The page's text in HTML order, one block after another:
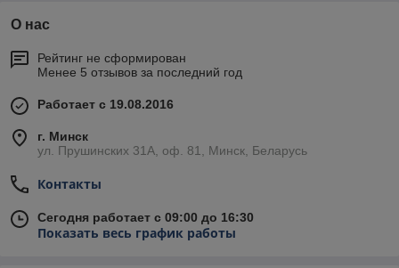
О нас
Рейтинг не сформирован
Менее 5 отзывов за последний год
Работает с 19.08.2016
г. Минск
ул. Прушинских 31А, оф. 81, Минск, Беларусь
Контакты
Сегодня работает с 09:00 до 16:30
Показать весь график работы